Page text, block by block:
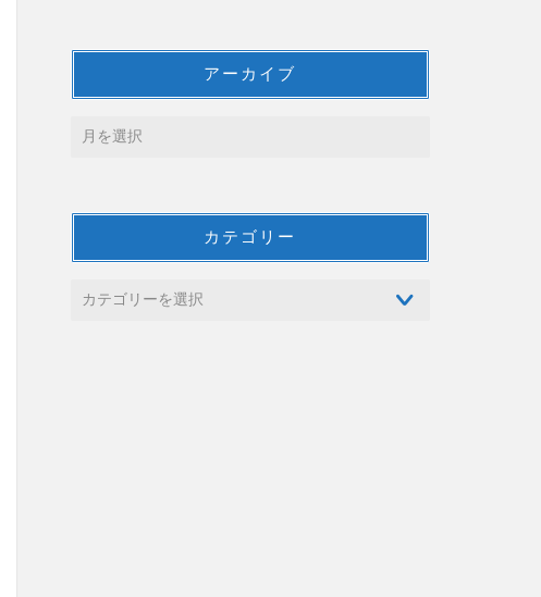
アーカイブ
カテゴリー